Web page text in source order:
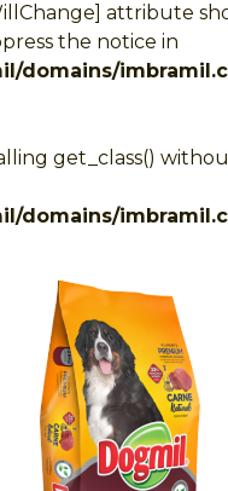
attribute
the notice in
domains/
get_class()
domains/